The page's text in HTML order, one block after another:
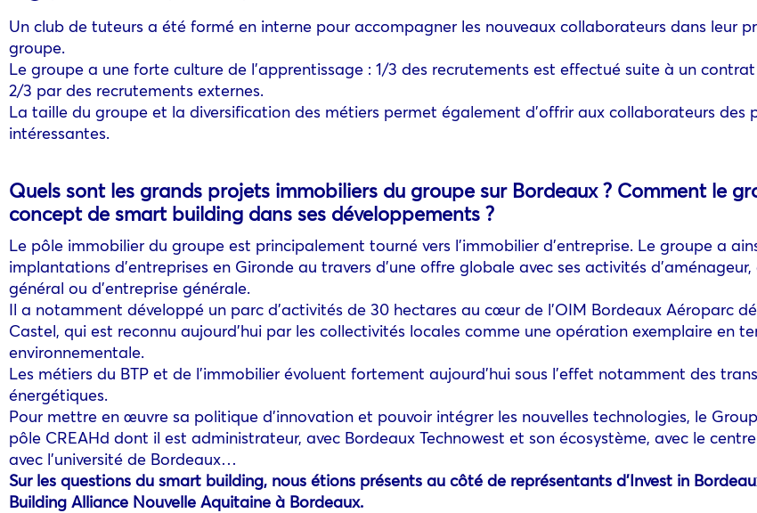
Un club de tuteurs a été formé en interne pour accompagner les nouveaux collaborateurs dans leur
groupe.
Le groupe a une forte culture de l’apprentissage : 1/3 des recrutements est effectué suite à un
2/3 par des recrutements externes.
La taille du groupe et la diversification des métiers permet également d’offrir aux collaborateurs des
intéressantes.
Quels sont les grands projets immobiliers du groupe sur Bordeaux ? Comment le
concept de smart building dans ses développements ?
Le pôle immobilier du groupe est principalement tourné vers l’immobilier d’entreprise. Le groupe a
implantations d’entreprises en Gironde au travers d’une offre globale avec ses activités
général ou d’entreprise générale.
Il a notamment développé un parc d’activités de 30 hectares au cœur de l’OIM Bordeaux Aéroparc
Castel, qui est reconnu aujourd’hui par les collectivités locales comme une opération exemplaire en
environnementale.
Les métiers du BTP et de l’immobilier évoluent fortement aujourd’hui sous l’effet notamment des
énergétiques.
Pour mettre en œuvre sa politique d’innovation et pouvoir intégrer les nouvelles technologies, le
pôle CREAHd dont il est administrateur, avec Bordeaux Technowest et son écosystème, avec le
avec l’université de Bordeaux…
Sur les questions du smart building, nous étions présents au côté de représentants d’Invest in
Building Alliance Nouvelle Aquitaine à Bordeaux.